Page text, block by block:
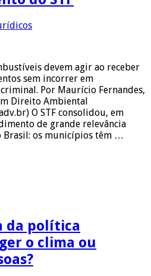
devem agir ao receber
sem incorrer em
Por Maurício Fernandes,
Direito Ambiental
O STF consolidou, em
de grande relevância
Brasil: os municípios têm …
da política
o clima ou